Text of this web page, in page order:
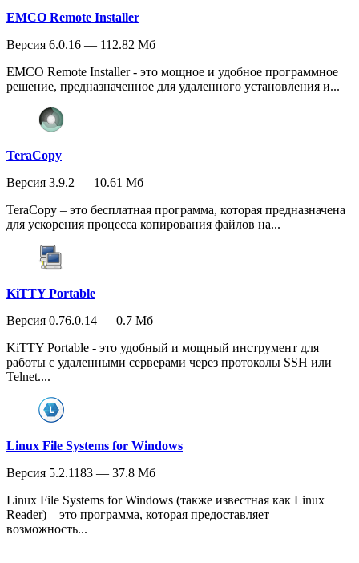
EMCO Remote Installer
Версия 6.0.16 — 112.82 Мб
EMCO Remote Installer - это мощное и удобное программное
решение, предназначенное для удаленного установления и...
TeraCopy
Версия 3.9.2 — 10.61 Мб
TeraCopy – это бесплатная программа, которая предназначена
для ускорения процесса копирования файлов на...
KiTTY Portable
Версия 0.76.0.14 — 0.7 Мб
KiTTY Portable - это удобный и мощный инструмент для
работы с удаленными серверами через протоколы SSH или
Telnet....
Linux File Systems for Windows
Версия 5.2.1183 — 37.8 Мб
Linux File Systems for Windows (также известная как Linux
Reader) – это программа, которая предоставляет
возможность...